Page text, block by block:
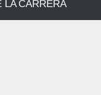
LA CARRERA